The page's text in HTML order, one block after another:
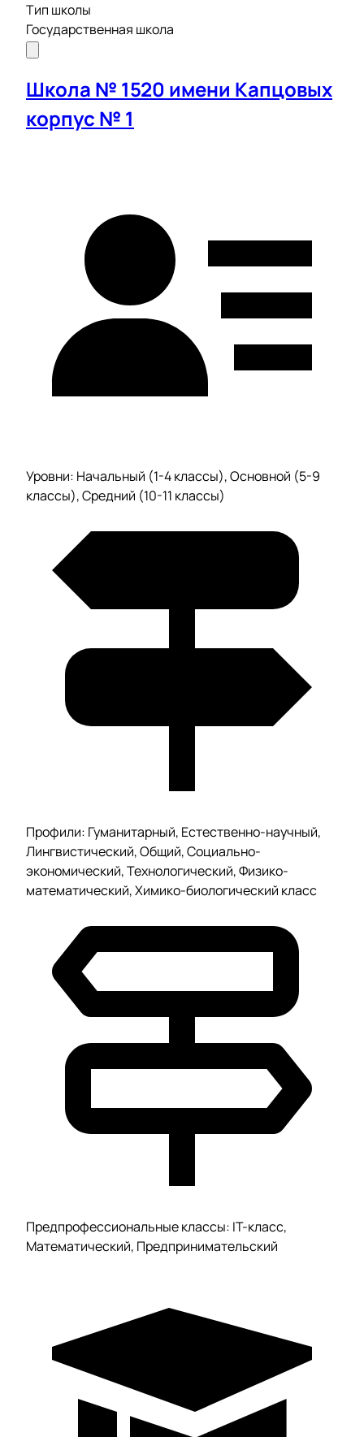
Тип школы
Государственная школа
Школа № 1520 имени Капцовых
корпус № 1
Уровни: Начальный (1-4 классы), Основной (5-9
классы), Средний (10-11 классы)
Профили: Гуманитарный, Естественно-научный,
Лингвистический, Общий, Социально-
экономический, Технологический, Физико-
математический, Химико-биологический класс
Предпрофессиональные классы: IT-класс,
Математический, Предпринимательский